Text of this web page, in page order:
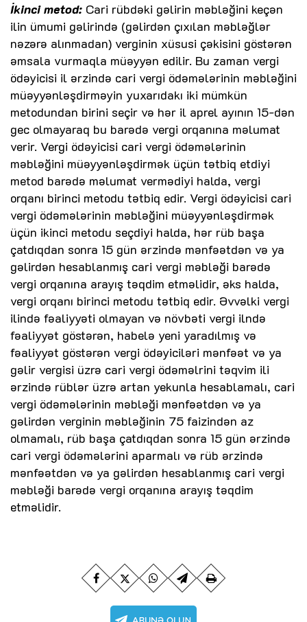
İkinci metod: Cari rübdəki gəlirin məbləğini keçən
ilin ümumi gəlirində (gəlirdən çıxılan məbləğlər
nəzərə alınmadan) verginin xüsusi çəkisini göstərən
əmsala vurmaqla müəyyən edilir. Bu zaman vergi
ödəyicisi il ərzində cari vergi ödəmələrinin məbləğini
müəyyənləşdirməyin yuxarıdakı iki mümkün
metodundan birini seçir və hər il aprel ayının 15-dən
gec olmayaraq bu barədə vergi orqanına məlumat
verir. Vergi ödəyicisi cari vergi ödəmələrinin
məbləğini müəyyənləşdirmək üçün tətbiq etdiyi
metod barədə məlumat vermədiyi halda, vergi
orqanı birinci metodu tətbiq edir. Vergi ödəyicisi cari
vergi ödəmələrinin məbləğini müəyyənləşdirmək
üçün ikinci metodu seçdiyi halda, hər rüb başa
çatdıqdan sonra 15 gün ərzində mənfəətdən və ya
gəlirdən hesablanmış cari vergi məbləği barədə
vergi orqanına arayış təqdim etməlidir, əks halda,
vergi orqanı birinci metodu tətbiq edir. Əvvəlki vergi
ilində fəaliyyəti olmayan və növbəti vergi ilndə
fəaliyyət göstərən, habelə yeni yaradılmış və
fəaliyyət göstərən vergi ödəyiciləri mənfəət və ya
gəlir vergisi üzrə cari vergi ödəməlrini təqvim ili
ərzində rüblər üzrə artan yekunla hesablamalı, cari
vergi ödəmələrinin məbləği mənfəətdən və ya
gəlirdən verginin məbləğinin 75 faizindən az
olmamalı, rüb başa çatdıqdan sonra 15 gün ərzində
cari vergi ödəmələrini aparmalı və rüb ərzində
mənfəətdən və ya gəlirdən hesablanmış cari vergi
məbləği barədə vergi orqanına arayış təqdim
etməlidir.